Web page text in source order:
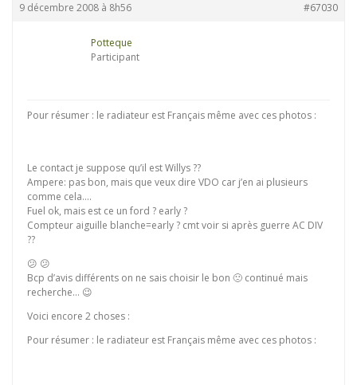
9 décembre 2008 à 8h56 #67030
Potteque
Participant
Pour résumer : le radiateur est Français même avec ces photos :
Le contact je suppose qu’il est Willys ??
Ampere: pas bon, mais que veux dire VDO car j’en ai plusieurs
comme cela….
Fuel ok, mais est ce un ford ? early ?
Compteur aiguille blanche=early ? cmt voir si après guerre AC DIV
??
😕 😕
Bcp d’avis différents on ne sais choisir le bon 🙁 continué mais
recherche… 😉
Voici encore 2 choses :
Pour résumer : le radiateur est Français même avec ces photos :